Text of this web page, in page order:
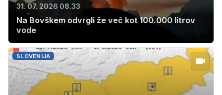
31. 07. 2026 08.33
Na Bovškem odvrgli že več kot 100.000 litrov
vode
SLOVENIJA